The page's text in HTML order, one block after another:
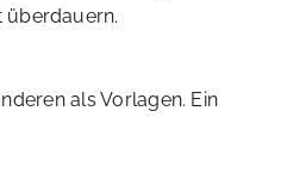
überdauern.
als Vorlagen. Ein